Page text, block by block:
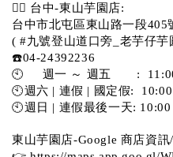
💁‍♀️ 台中-東山芋園店:
台中市北屯區東山路一段405
( #九號登山道口旁_老芋仔芋
☎️04-24392236
🕙     週一 ～ 週五       :
🕙週六 | 連假 | 國定假:
🕙週日 | 連假最後一天: 10:00
東山芋園店-Google 商店資訊